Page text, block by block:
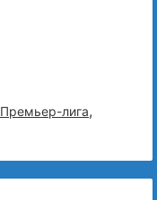
Премьер-лига,